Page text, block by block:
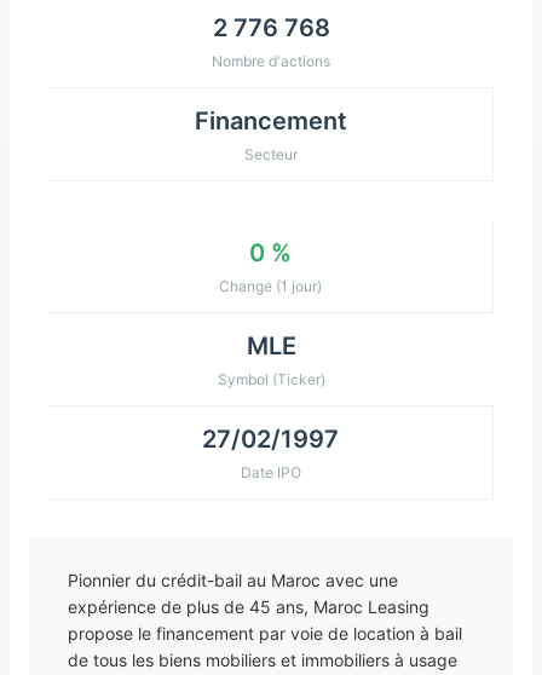
2 776 768
Nombre d'actions
Financement
Secteur
0 %
Change (1 jour)
MLE
Symbol (Ticker)
27/02/1997
Date IPO
Pionnier du crédit-bail au Maroc avec une
expérience de plus de 45 ans, Maroc Leasing
propose le financement par voie de location à bail
de tous les biens mobiliers et immobiliers à usage